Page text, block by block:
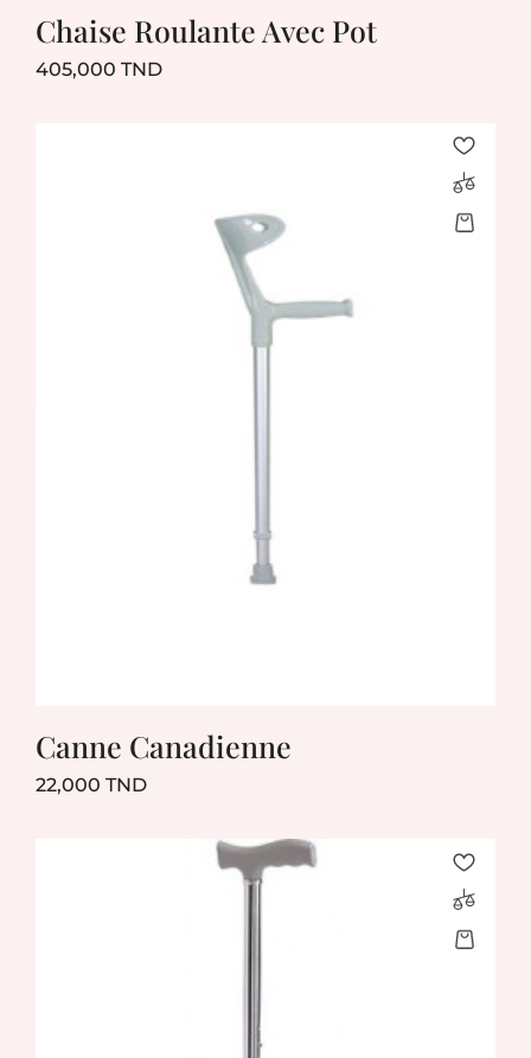
Chaise Roulante Avec Pot
405,000 TNDPrix
Canne Canadienne
22,000 TNDPrix